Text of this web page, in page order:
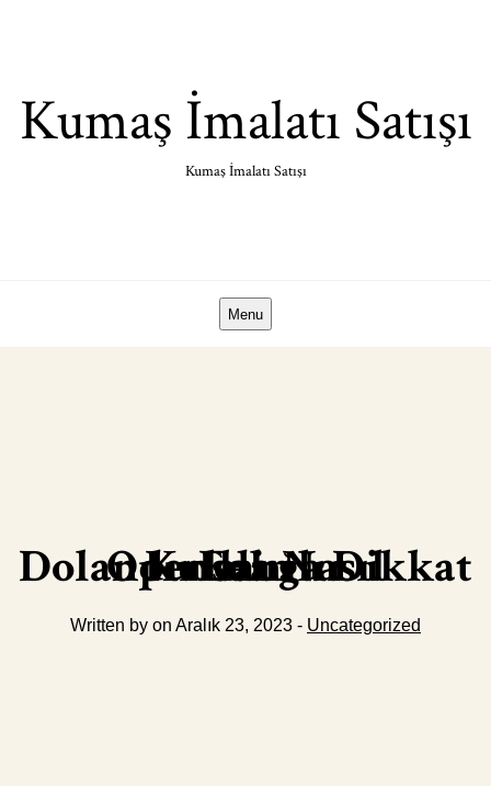
Kumaş İmalatı Satışı
Kumaş İmalatı Satışı
Menu
Opensea Nasıl Kullanılır Dolandırıcılığa Dikkat Edin
Written by on Aralık 23, 2023 - Uncategorized